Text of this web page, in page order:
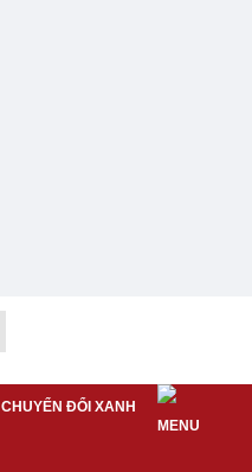
CHUYỂN ĐỔI XANH